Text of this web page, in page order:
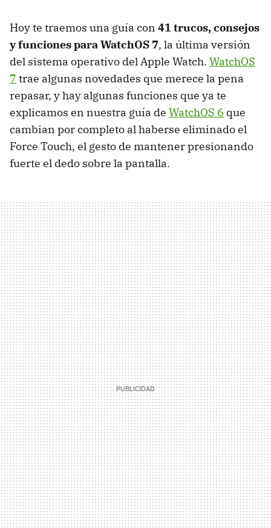
Hoy te traemos una guía con 41 trucos, consejos
y funciones para WatchOS 7, la última versión
del sistema operativo del Apple Watch. WatchOS
7 trae algunas novedades que merece la pena
repasar, y hay algunas funciones que ya te
explicamos en nuestra guía de WatchOS 6 que
cambian por completo al haberse eliminado el
Force Touch, el gesto de mantener presionando
fuerte el dedo sobre la pantalla.